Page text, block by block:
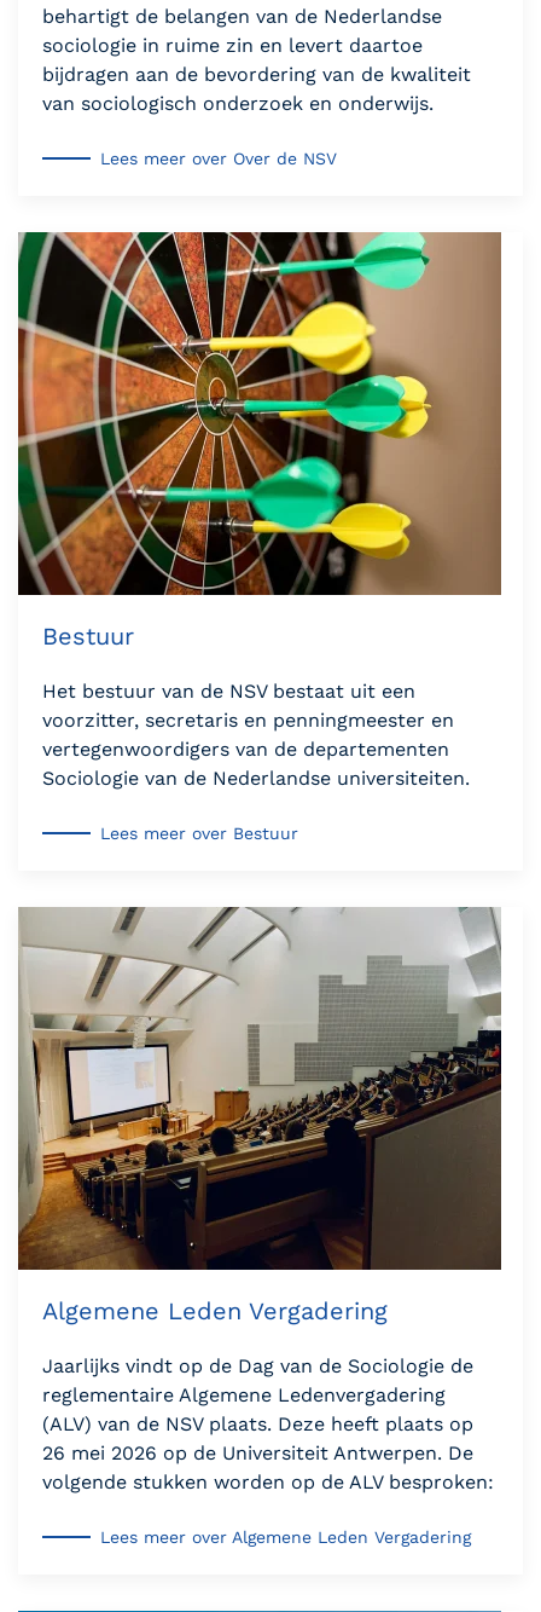
behartigt de belangen van de Nederlandse
sociologie in ruime zin en levert daartoe
bijdragen aan de bevordering van de kwaliteit
van sociologisch onderzoek en onderwijs.
Lees meer over Over de NSV
Bestuur
Het bestuur van de NSV bestaat uit een
voorzitter, secretaris en penningmeester en
vertegenwoordigers van de departementen
Sociologie van de Nederlandse universiteiten.
Lees meer over Bestuur
Algemene Leden Vergadering
Jaarlijks vindt op de Dag van de Sociologie de
reglementaire Algemene Ledenvergadering
(ALV) van de NSV plaats. Deze heeft plaats op
26 mei 2026 op de Universiteit Antwerpen. De
volgende stukken worden op de ALV besproken:
Lees meer over Algemene Leden Vergadering